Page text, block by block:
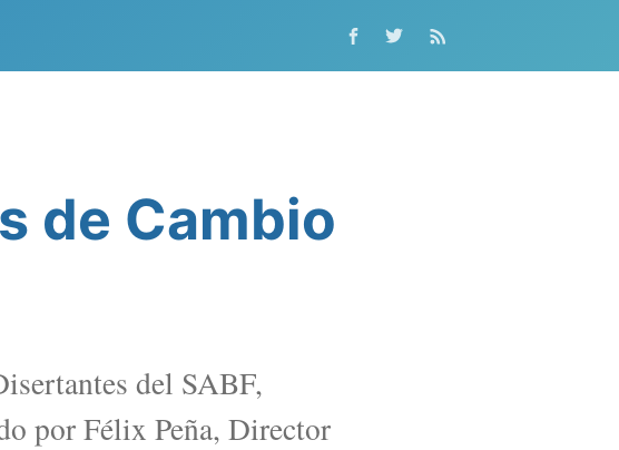
de Cambio
del SABF,
por Félix Peña, Director